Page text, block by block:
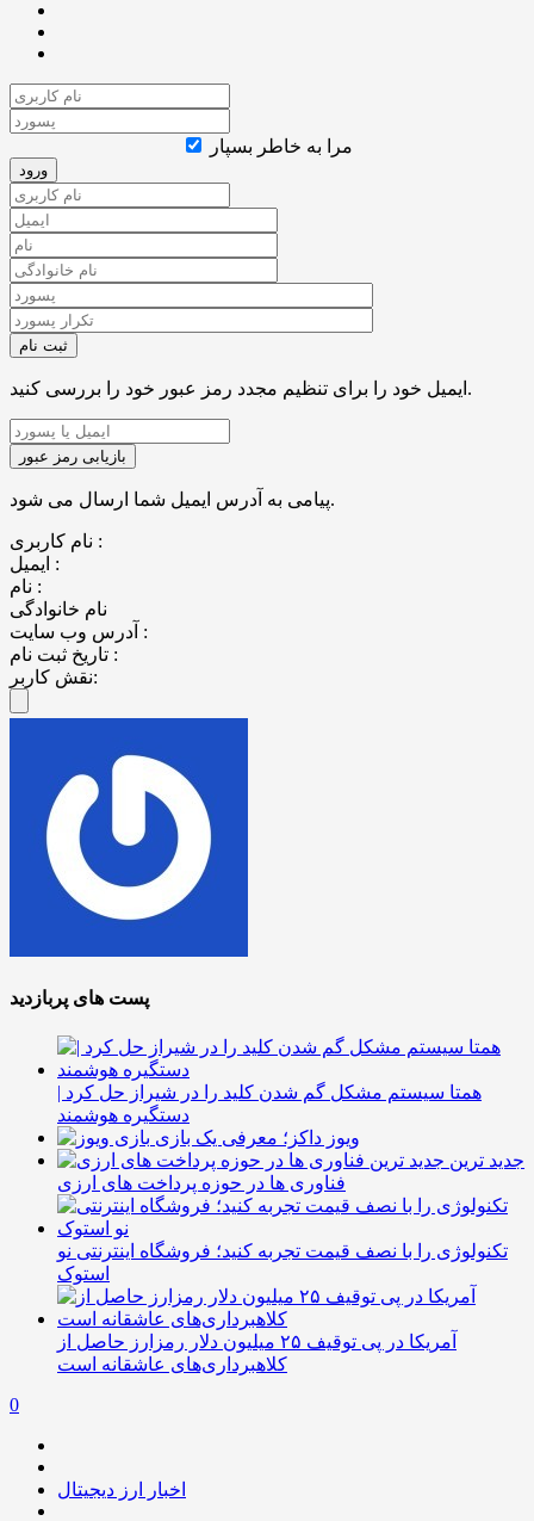
مرا به خاطر بسپار
ایمیل خود را برای تنظیم مجدد رمز عبور خود را بررسی کنید.
پیامی به آدرس ایمیل شما ارسال می شود.
نام کاربری :
ایمیل :
نام :
نام خانوادگی
آدرس وب سایت :
تاریخ ثبت نام :
نقش کاربر:
پست های پربازدید
همتا سیستم مشکل گم شدن کلید را در شیراز حل کرد |
دستگیره هوشمند
ویوز داکز؛ معرفی یک بازی
جدید ترین
فناوری ها در حوزه پرداخت های ارزی
تکنولوژی را با نصف قیمت تجربه کنید؛ فروشگاه اینترنتی نو
استوک
آمریکا در پی توقیف ۲۵ میلیون دلار رمزارز حاصل از
کلاهبرداری‌های عاشقانه است
0
اخبار ارز دیجیتال